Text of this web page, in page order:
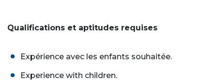
Qualifications et aptitudes requises
Expérience avec les enfants souhaitée.
Experience with children.